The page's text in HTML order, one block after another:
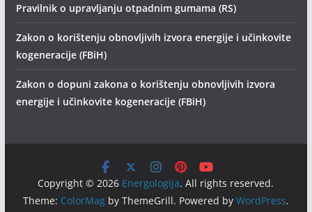
Pravilnik o upravljanju otpadnim gumama (RS)
Zakon o korištenju obnovljivih izvora energije i učinkovite
kogeneracije (FBiH)
Zakon o dopuni zakona o korištenju obnovljivih izvora
energije i učinkovite kogeneracije (FBiH)
Copyright © 2026 Energologija. All rights reserved.
Theme: ColorMagby ThemeGrill. Powered by WordPress.